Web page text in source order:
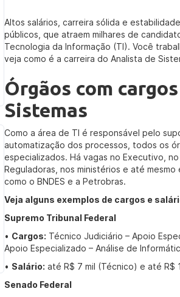
Altos salários, carreira sólida e
públicos, que atraem milhares de
Tecnologia da Informação (TI). Você
veja como é a carreira do Analista de
Órgãos com
Sistemas
Como a área de TI é responsável pelo
automatização dos processos, todos os
especializados. Há vagas no Executivo,
Reguladoras, nos ministérios e até
como o BNDES e a Petrobras.
Veja alguns exemplos de cargos e
Supremo Tribunal Federal
• Cargos: Técnico Judiciário – Apoio
Apoio Especializado – Análise de
• Salário: até R$ 7 mil (Técnico) e até R$
Senado Federal